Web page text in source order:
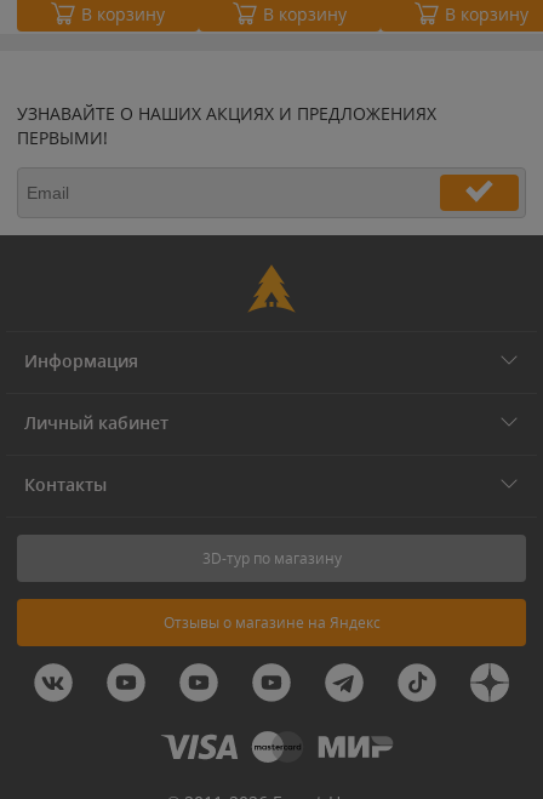
В корзину В корзину В корзину
УЗНАВАЙТЕ О НАШИХ АКЦИЯХ И ПРЕДЛОЖЕНИЯХ
ПЕРВЫМИ!
Информация
Личный кабинет
Контакты
3D-тур по магазину
Отзывы о магазине на Яндекс